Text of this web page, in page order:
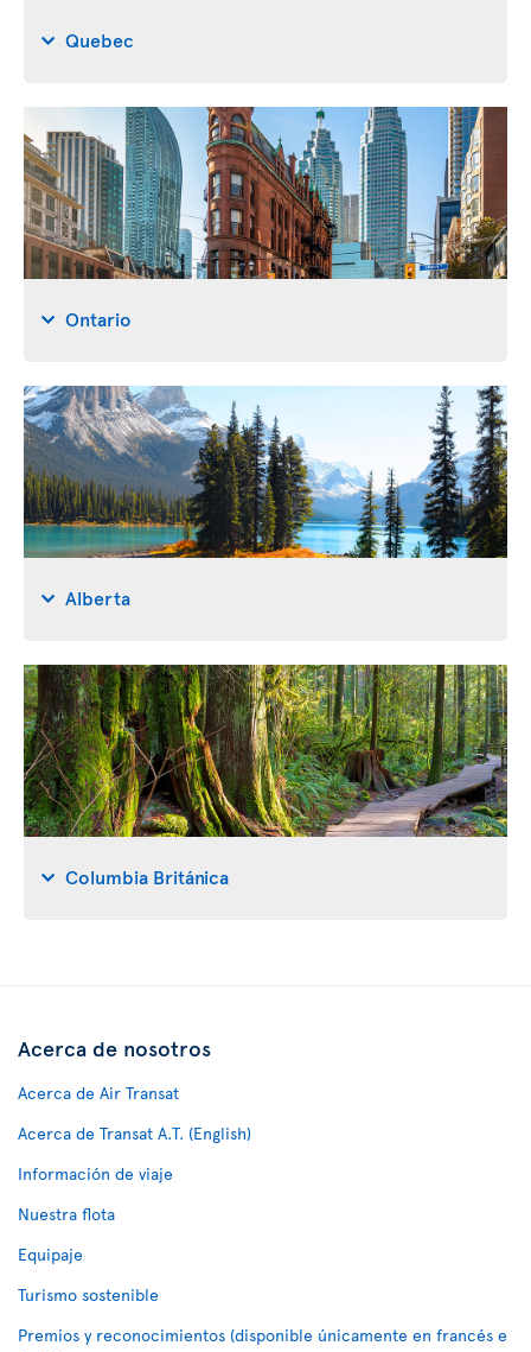
Quebec
Ontario
Alberta
Columbia Británica
Acerca de nosotros
Acerca de Air Transat
Acerca de Transat A.T. (English)
Información de viaje
Nuestra flota
Equipaje
Turismo sostenible
Premios y reconocimientos (disponible únicamente en francés e